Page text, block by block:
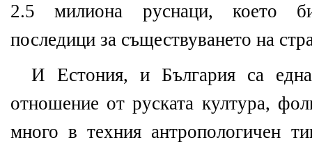
2.5 милиона руснаци, което
последици за съществуването на
И Естония, и България са
отношение от руската култура,
много в техния антропологичен